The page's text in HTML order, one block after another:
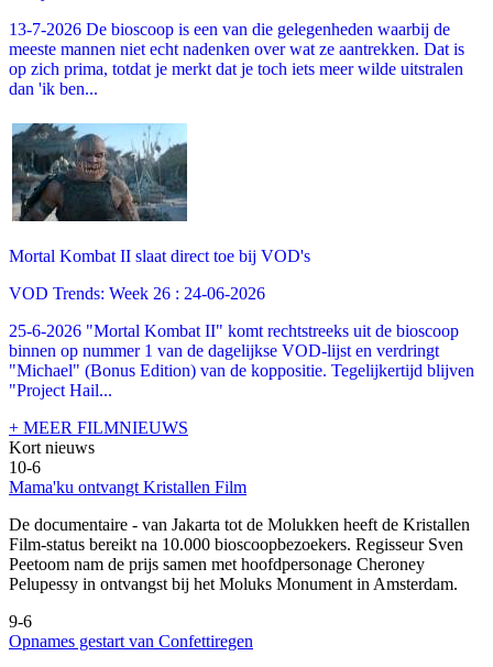
13-7-2026 De bioscoop is een van die gelegenheden waarbij de
meeste mannen niet echt nadenken over wat ze aantrekken. Dat is
op zich prima, totdat je merkt dat je toch iets meer wilde uitstralen
dan 'ik ben...
Mortal Kombat II slaat direct toe bij VOD's
VOD Trends: Week 26 : 24-06-2026
25-6-2026 "Mortal Kombat II" komt rechtstreeks uit de bioscoop
binnen op nummer 1 van de dagelijkse VOD-lijst en verdringt
"Michael" (Bonus Edition) van de koppositie. Tegelijkertijd blijven
"Project Hail...
+ MEER FILMNIEUWS
Kort nieuws
10-6
Mama'ku ontvangt Kristallen Film
De documentaire - van Jakarta tot de Molukken heeft de Kristallen
Film-status bereikt na 10.000 bioscoopbezoekers. Regisseur Sven
Peetoom nam de prijs samen met hoofdpersonage Cheroney
Pelupessy in ontvangst bij het Moluks Monument in Amsterdam.
9-6
Opnames gestart van Confettiregen